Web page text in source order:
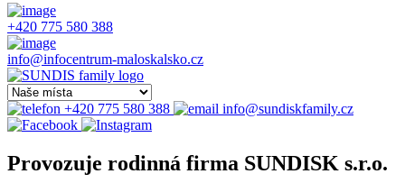
+420 775 580 388
info@infocentrum-maloskalsko.cz
+420 775 580 388 info@sundiskfamily.cz
Provozuje rodinná firma SUNDISK s.r.o.